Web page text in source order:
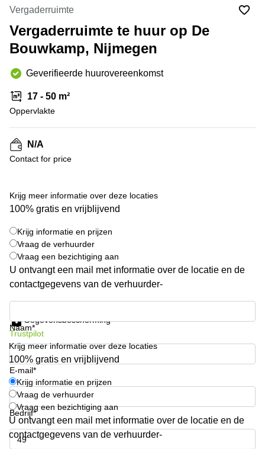
Hengelo
Hilversum
Hoofddorp
Deventer
Rotterdam
Tiel
Zwolle
Bodegraven-
Reeuwijk
Business
center
Arnhem
Business
Amsterdam
Westpoort
Business
center
Hilversum
Den
Haag
space
Breda
Coworking
Arnhem
Coworking
space
Hilversum
Coworking
space
Zwolle
Coworking
Haarlem
Kantoor
Vergaderruimte
Vergaderruimte te huur op De
Bouwkamp, Nijmegen
Geverifieerde huurovereenkomst
17 - 50 m²
Oppervlakte
N/A
Contact for price
Krijg meer informatie over deze locaties
100% gratis en vrijblijvend
Krijg informatie en prijzen
Vraag de verhuurder
Vraag een bezichtiging aan
U ontvangt een mail met informatie over de locatie en de
contactgegevens van de verhuurder-
Naam*
E-mail*
Bedrijf*
Gegevensbescherming
Trustpilot
Krijg meer informatie over deze locaties
100% gratis en vrijblijvend
Krijg informatie en prijzen
Vraag de verhuurder
Vraag een bezichtiging aan
U ontvangt een mail met informatie over de locatie en de
contactgegevens van de verhuurder-